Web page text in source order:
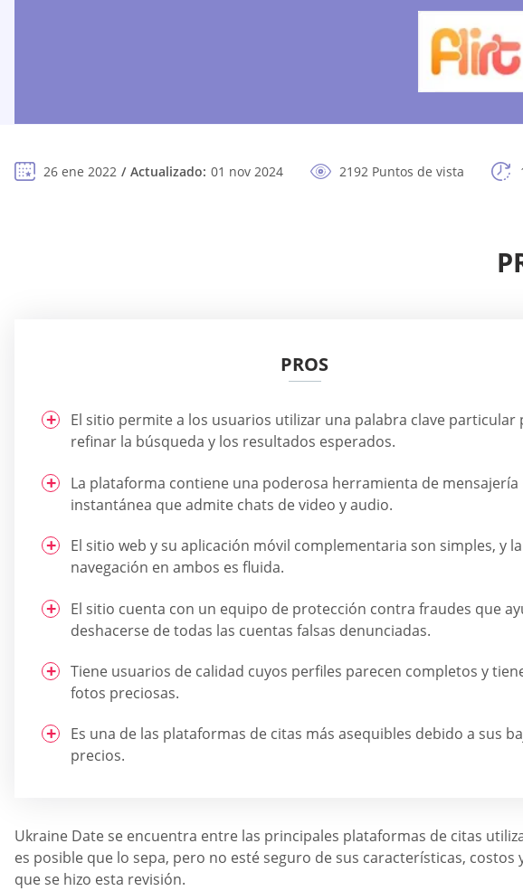
26 ene 2022 Actualizado: 01 nov 2024 2192 Puntos de vista
PROS
El sitio permite a los usuarios utilizar una palabra clave particular
refinar la búsqueda y los resultados esperados.
La plataforma contiene una poderosa herramienta de mensajería
instantánea que admite chats de video y audio.
El sitio web y su aplicación móvil complementaria son simples, y la
navegación en ambos es fluida.
El sitio cuenta con un equipo de protección contra fraudes que
deshacerse de todas las cuentas falsas denunciadas.
Tiene usuarios de calidad cuyos perfiles parecen completos y
fotos preciosas.
Es una de las plataformas de citas más asequibles debido a sus
precios.
Ukraine Date se encuentra entre las principales plataformas de citas
es posible que lo sepa, pero no esté seguro de sus características,
que se hizo esta revisión.